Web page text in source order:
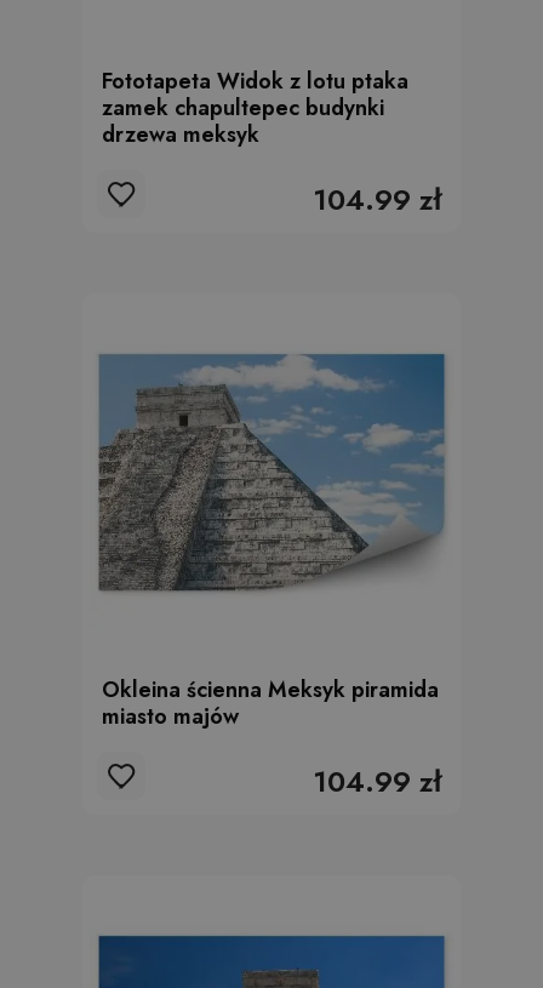
Fototapeta Widok z lotu ptaka
zamek chapultepec budynki
drzewa meksyk
104.99 zł
Okleina ścienna Meksyk piramida
miasto majów
104.99 zł